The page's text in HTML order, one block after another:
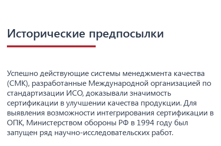
Исторические предпосылки
Успешно действующие системы менеджмента качества
(СМК), разработанные Международной организацией по
стандартизации ИСО, доказывали значимость
сертификации в улучшении качества продукции. Для
выявления возможности интегрирования сертификации в
ОПК, Министерством обороны РФ в 1994 году был
запущен ряд научно-исследовательских работ.